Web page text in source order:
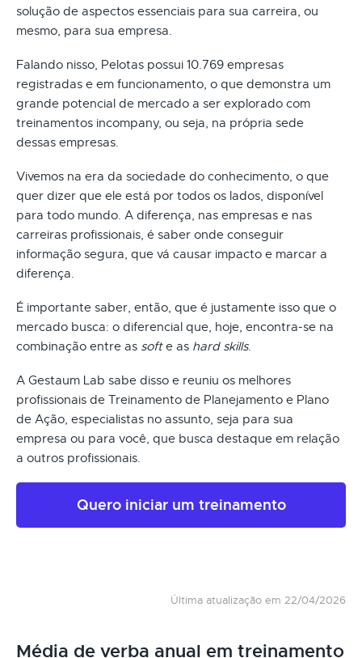
solução de aspectos essenciais para sua carreira, ou
mesmo, para sua empresa.
Falando nisso, Pelotas possui 10.769 empresas
registradas e em funcionamento, o que demonstra um
grande potencial de mercado a ser explorado com
treinamentos incompany, ou seja, na própria sede
dessas empresas.
Vivemos na era da sociedade do conhecimento, o que
quer dizer que ele está por todos os lados, disponível
para todo mundo. A diferença, nas empresas e nas
carreiras profissionais, é saber onde conseguir
informação segura, que vá causar impacto e marcar a
diferença.
É importante saber, então, que é justamente isso que o
mercado busca: o diferencial que, hoje, encontra-se na
combinação entre as softe as hard skills.
A Gestaum Lab sabe disso e reuniu os melhores
profissionais de Treinamento de Planejamento e Plano
de Ação, especialistas no assunto, seja para sua
empresa ou para você, que busca destaque em relação
a outros profissionais.
Quero iniciar um treinamento
Última atualização em 22/04/2026
Média de verba anual em treinamento